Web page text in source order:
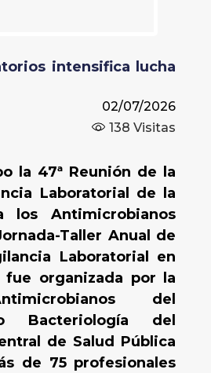
intensifica lucha
02/07/2026
138 Visitas
la 47ª Reunión de la
Laboratorial de la
los Antimicrobianos
Taller Anual de
Laboratorial en
fue organizada por la
del
Bacteriología del
de Salud Pública
de 75 profesionales